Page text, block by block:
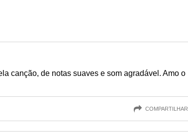
canção, de notas suaves e som agradável. Amo o
COMPARTILHAR